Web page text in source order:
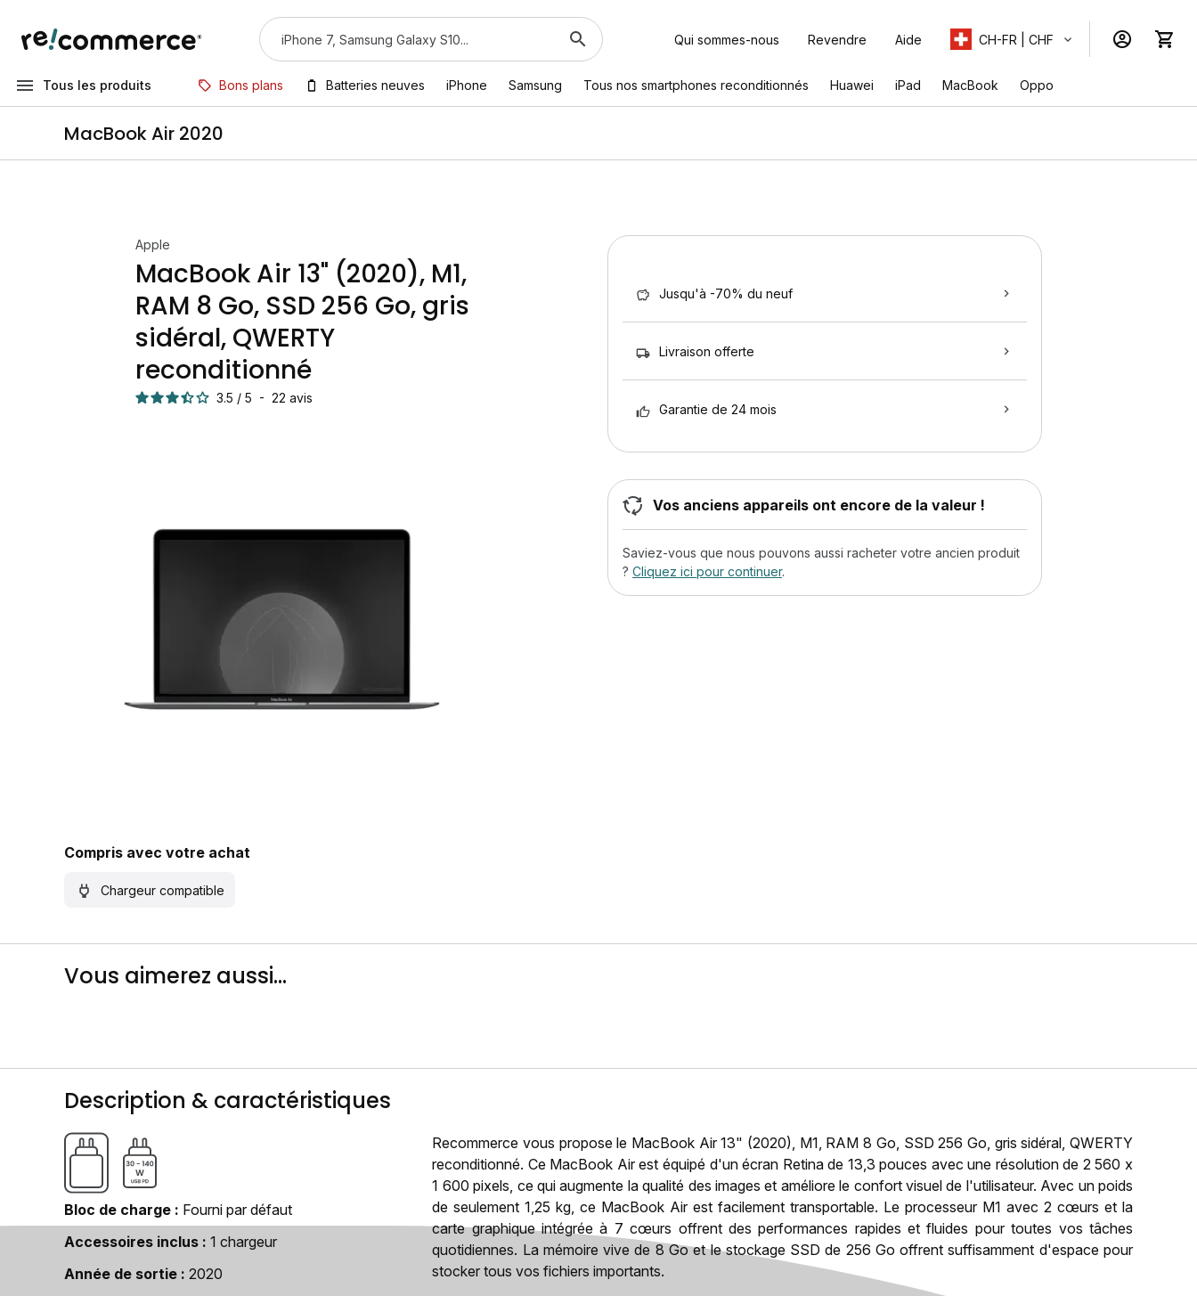
Qui sommes-nous Revendre Aide CH-FR | CHF
Tous les produits Bons plans Batteries neuves iPhone Samsung Tous nos smartphones reconditionnés Huawei iPad MacBook Oppo
MacBook Air 2020
Apple
MacBook Air 13" (2020), M1,
RAM 8 Go, SSD 256 Go, gris
sidéral, QWERTY
reconditionné
3.5 / 5 - 22 avis
Compris avec votre achat
Chargeur compatible
Jusqu'à -70% du neuf
Livraison offerte
Garantie de 24 mois
Vos anciens appareils ont encore de la valeur !
Saviez-vous que nous pouvons aussi racheter votre ancien produit
? Cliquez ici pour continuer.
Vous aimerez aussi...
Description & caractéristiques
Bloc de charge
Fourni par défaut
Accessoires inclus
1 chargeur
Année de sortie
2020
Recommerce vous propose le MacBook Air 13" (2020), M1, RAM 8 Go, SSD 256 Go, gris sidéral, QWERTY
reconditionné. Ce MacBook Air est équipé d'un écran Retina de 13,3 pouces avec une résolution de 2 560 x
1 600 pixels, ce qui augmente la qualité des images et améliore le confort visuel de l'utilisateur. Avec un poids
de seulement 1,25 kg, ce MacBook Air est facilement transportable. Le processeur M1 avec 2 cœurs et la
carte graphique intégrée à 7 cœurs offrent des performances rapides et fluides pour toutes vos tâches
quotidiennes. La mémoire vive de 8 Go et le stockage SSD de 256 Go offrent suffisamment d'espace pour
stocker tous vos fichiers importants.